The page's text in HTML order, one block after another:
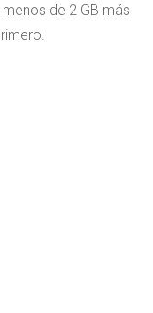
de 2 GB más